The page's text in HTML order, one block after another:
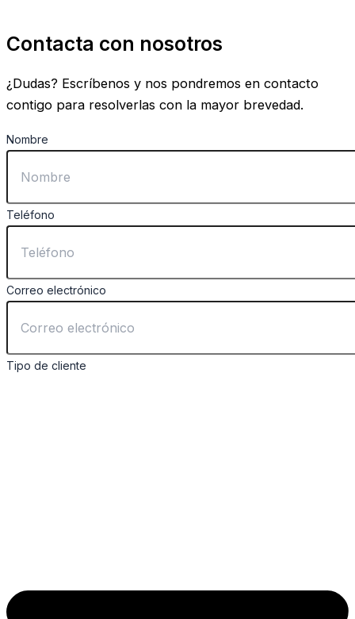
Contacta con nosotros
¿Dudas? Escríbenos y nos pondremos en contacto
contigo para resolverlas con la mayor brevedad.
Nombre
Teléfono
Correo electrónico
Tipo de cliente